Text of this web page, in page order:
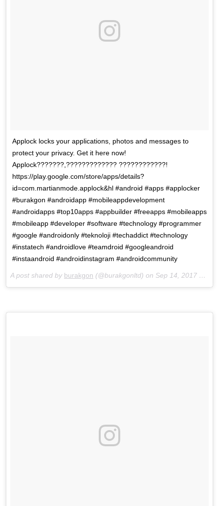
Applock locks your applications, photos and messages to
protect your privacy. Get it here now!
Applock???????,????????????? ????????????!
https://play.google.com/store/apps/details?
id=com.martianmode.applock&hl #android #apps #applocker
#burakgon #androidapp #mobileappdevelopment
#androidapps #top10apps #appbuilder #freeapps #mobileapps
#mobileapp #developer #software #technology #programmer
#google #androidonly #teknoloji #techaddict #technology
#instatech #androidlove #teamdroid #googleandroid
#instaandroid #androidinstagram #androidcommunity
A post shared by burakgon (@burakgonltd) on Sep 14, 2017 at 7:18am PDT